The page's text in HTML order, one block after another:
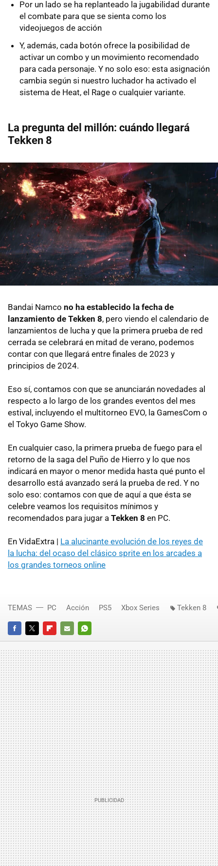
Por un lado se ha replanteado la jugabilidad durante
el combate para que se sienta como los
videojuegos de acción
Y, además, cada botón ofrece la posibilidad de
activar un combo y un movimiento recomendado
para cada personaje. Y no solo eso: esta asignación
cambia según si nuestro luchador ha activado el
sistema de Heat, el Rage o cualquier variante.
La pregunta del millón: cuándo llegará
Tekken 8
Bandai Namco no ha establecido la fecha de
lanzamiento de Tekken 8, pero viendo el calendario de
lanzamientos de lucha y que la primera prueba de red
cerrada se celebrará en mitad de verano, podemos
contar con que llegará entre finales de 2023 y
principios de 2024.
Eso sí, contamos con que se anunciarán novedades al
respecto a lo largo de los grandes eventos del mes
estival, incluyendo el multitorneo EVO, la GamesCom o
el Tokyo Game Show.
En cualquier caso, la primera prueba de fuego para el
retorno de la saga del Puño de Hierro y lo que nos
indicará en mayor o menor medida hasta qué punto el
desarrollo está avanzado será la prueba de red. Y no
solo eso: contamos con que de aquí a que ésta se
celebre veamos los requisitos mínimos y
recomendados para jugar a Tekken 8 en PC.
En VidaExtra | La alucinante evolución de los reyes de
la lucha: del ocaso del clásico sprite en los arcades a
los grandes torneos online
FACEBOOKTWITTERFLIPBOARD
E-
MAIL
WHATSAPP
TEMAS PC Acción PS5 Xbox Series Tekken 8